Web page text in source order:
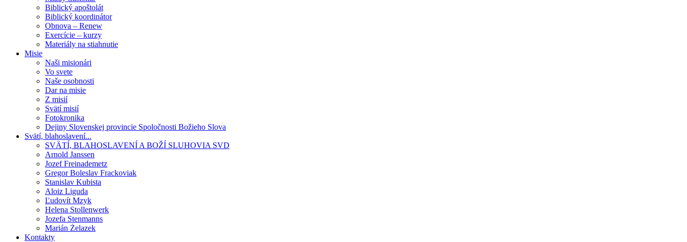
Biblický apoštolát
Biblický koordinátor
Obnova – Renew
Exercície – kurzy
Materiály na stiahnutie
Misie
Naši misionári
Vo svete
Naše osobnosti
Dar na misie
Z misií
Svätí misií
Fotokronika
Dejiny Slovenskej provincie Spoločnosti Božieho Slova
Svätí, blahoslavení...
SVÄTÍ, BLAHOSLAVENÍ A BOŽÍ SLUHOVIA SVD
Arnold Janssen
Jozef Freinademetz
Gregor Boleslav Frackoviak
Stanislav Kubista
Aloiz Liguda
Ľudovít Mzyk
Helena Stollenwerk
Jozefa Stenmanns
Marián Żelazek
Kontakty